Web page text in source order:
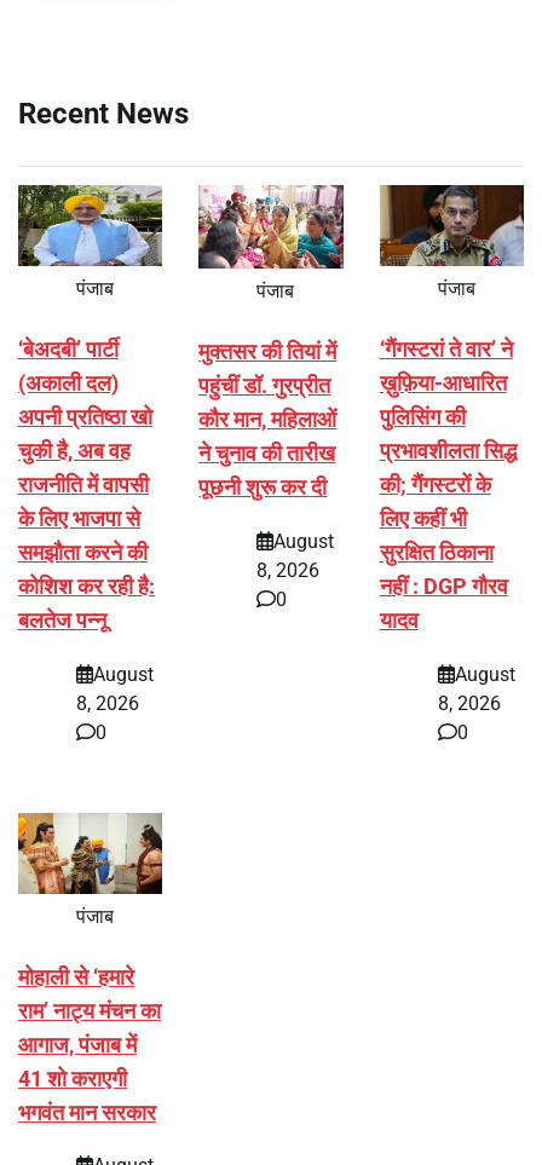
Recent News
पंजाब
‘बेअदबी’ पार्टी
(अकाली दल)
अपनी प्रतिष्ठा खो
चुकी है, अब वह
राजनीति में वापसी
के लिए भाजपा से
समझौता करने की
कोशिश कर रही है:
बलतेज पन्नू
August
8, 2026
0
पंजाब
मुक्तसर की तियां में
पहुंचीं डॉ. गुरप्रीत
कौर मान, महिलाओं
ने चुनाव की तारीख
पूछनी शुरू कर दी
August
8, 2026
0
पंजाब
‘गैंगस्टरां ते वार’ ने
ख़ुफ़िया-आधारित
पुलिसिंग की
प्रभावशीलता सिद्ध
की; गैंगस्टरों के
लिए कहीं भी
सुरक्षित ठिकाना
नहीं : DGP गौरव
यादव
August
8, 2026
0
पंजाब
मोहाली से ‘हमारे
राम’ नाट्य मंचन का
आगाज, पंजाब में
41 शो कराएगी
भगवंत मान सरकार